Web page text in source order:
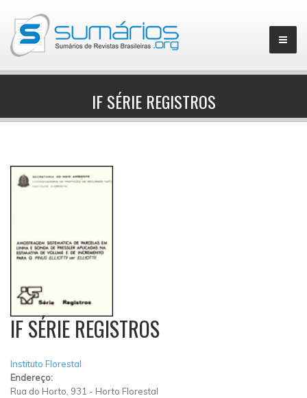
▼
IF SÉRIE REGISTROS
IF SÉRIE REGISTROS
Instituto Florestal
Endereço:
Rua do Horto, 931 - Horto Florestal